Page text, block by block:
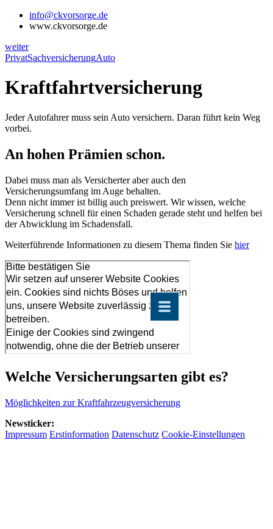
info@ckvorsorge.de
www.ckvorsorge.de
weiter
PrivatSachversicherungAuto
Kraftfahrtversicherung
Jeder Autofahrer muss sein Auto versichern. Daran führt kein Weg
vorbei.
An hohen Prämien schon.
Dabei muss man als Versicherter aber auch den
Versicherungsumfang im Auge behalten.
Denn nicht immer ist billig auch preiswert. Wir wissen, welche
Versicherung schnell für einen Schaden gerade steht und helfen bei
der Abwicklung im Schadensfall.
Weiterführende Informationen zu diesem Thema finden Sie hier
Welche Versicherungsarten gibt es?
Möglichkeiten zur Kraftfahrzeugversicherung
Newsticker:
Impressum Erstinformation Datenschutz Cookie-Einstellungen